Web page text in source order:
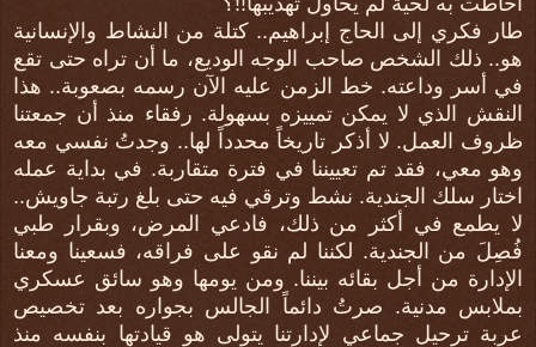
طار فكري إلى الحاج إبراهيم.. كتلة من النشاط والإنسانية
هو.. ذلك الشخص صاحب الوجه الوديع، ما أن تراه حتى تقع
في أسر وداعته. خط الزمن عليه الآن رسمه بصعوبة.. هذا
النقش الذي لا يمكن تمييزه بسهولة. رفقاء منذ أن جمعتنا
ظروف العمل. لا أذكر تاريخاً محدداً لها.. وجدتُ نفسي معه
وهو معي، فقد تم تعييننا في فترة متقاربة. في بداية عمله
اختار سلك الجندية. نشط وترقي فيه حتى بلغ رتبة جاويش..
لا يطمع في أكثر من ذلك، فادعي المرض، وبقرار طبي
فُصِلَ من الجندية. لكننا لم نقو على فراقه، فسعينا ومعنا
الإدارة من أجل بقائه بيننا. ومن يومها وهو سائق عسكري
بملابس مدنية. صرتُ دائماً الجالس بجواره بعد تخصيص
عربة ترحيل جماعي لإدارتنا يتولى هو قيادتها بنفسه منذ